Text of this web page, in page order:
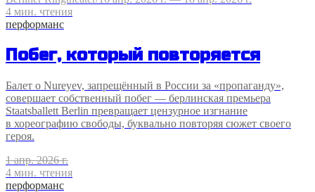
4 мин. чтения
перформанс
Побег, который повторяется
Балет о Nureyev, запрещённый в России за «пропаганду»,
совершает собственный побег — берлинская премьера
Staatsballett Berlin превращает цензурное изгнание
в хореографию свободы, буквально повторяя сюжет своего
героя.
1 апр. 2026 г.
4 мин. чтения
перформанс